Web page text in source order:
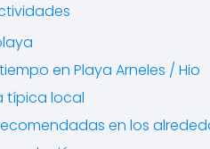
en Playa Arneles / Hio
típica local
en los